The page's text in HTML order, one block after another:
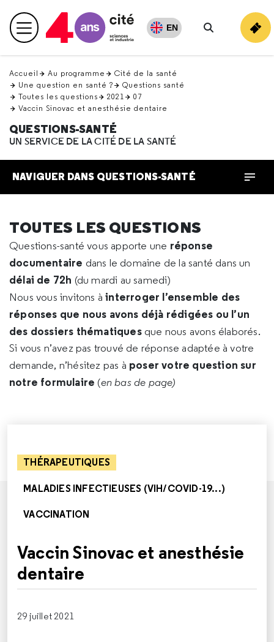
en
haut Menu principal EN
Rechercher
Accueil Au programme
Cité de la santé
Une question en santé ?
Questions santé
Toutes les questions
2021
07
Vaccin Sinovac et anesthésie dentaire
QUESTIONS-SANTÉ
UN SERVICE DE LA CITÉ DE LA SANTÉ
NAVIGUER DANS QUESTIONS-SANTÉ
TOUTES LES QUESTIONS
Questions-santé vous apporte une réponse
documentaire dans le domaine de la santé dans un
délai de 72h (du mardi au samedi)
Nous vous invitons àinterroger l’ensemble des
réponses que nous avons déjà rédigées ou l’un
des dossiers thématiques que nous avons élaborés.
Si vous n’avez pas trouvé de réponse adaptée à votre
demande, n’hésitez pas à poser votre question sur
notre formulaire (en bas de page)
THÉRAPEUTIQUES
MALADIES INFECTIEUSES (VIH/COVID-19...)
VACCINATION
Vaccin Sinovac et anesthésie
dentaire
29 juillet 2021